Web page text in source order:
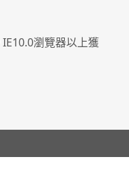
IE10.0瀏覽器以上獲